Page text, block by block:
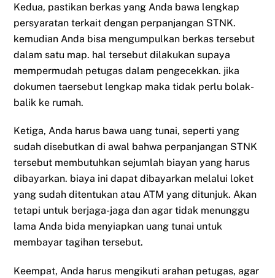
Kedua, pastikan berkas yang Anda bawa lengkap
persyaratan terkait dengan perpanjangan STNK.
kemudian Anda bisa mengumpulkan berkas tersebut
dalam satu map. hal tersebut dilakukan supaya
mempermudah petugas dalam pengecekkan. jika
dokumen taersebut lengkap maka tidak perlu bolak-
balik ke rumah.
Ketiga, Anda harus bawa uang tunai, seperti yang
sudah disebutkan di awal bahwa perpanjangan STNK
tersebut membutuhkan sejumlah biayan yang harus
dibayarkan. biaya ini dapat dibayarkan melalui loket
yang sudah ditentukan atau ATM yang ditunjuk. Akan
tetapi untuk berjaga-jaga dan agar tidak menunggu
lama Anda bida menyiapkan uang tunai untuk
membayar tagihan tersebut.
Keempat, Anda harus mengikuti arahan petugas, agar